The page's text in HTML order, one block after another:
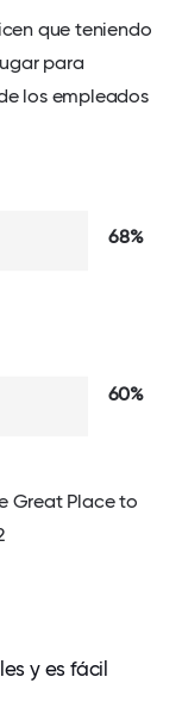
que teniendo
para
los empleados
68%
60%
Great Place to
y es fácil